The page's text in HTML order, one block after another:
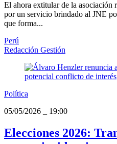
El ahora extitular de la asociación
por un servicio brindado al JNE
que forma...
Perú
Redacción Gestión
Política
05/05/2026
19:00
Elecciones 2026: